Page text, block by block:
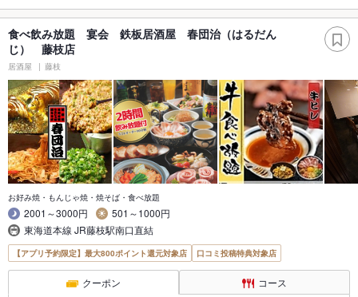
食べ飲み放題 宴会 鉄板居酒屋 春団治（はるだん
じ） 藤枝店
居酒屋 藤枝
お好み焼・もんじゃ焼・焼そば・食べ放題
2001～3000円
501～1000円
東海道本線 JR藤枝駅南口直結
【アプリ予約限定】最大800ポイント還元対象店 口コミ投稿特典対象店
クーポン コース